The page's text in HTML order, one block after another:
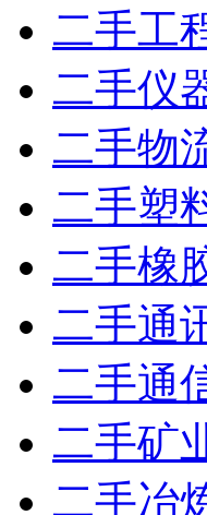
二手工
二手仪
二手物
二手塑
二手橡
二手通
二手通
二手矿
二手冶